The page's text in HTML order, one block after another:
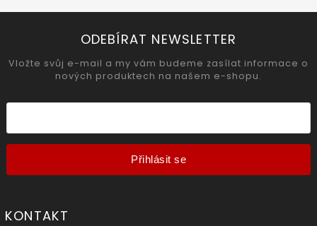
ODEBÍRAT NEWSLETTER
Vložte svůj e-mail a my vám budeme zasílat informace o
nových produktech na našem e-shopu.
Přihlásit se
KONTAKT